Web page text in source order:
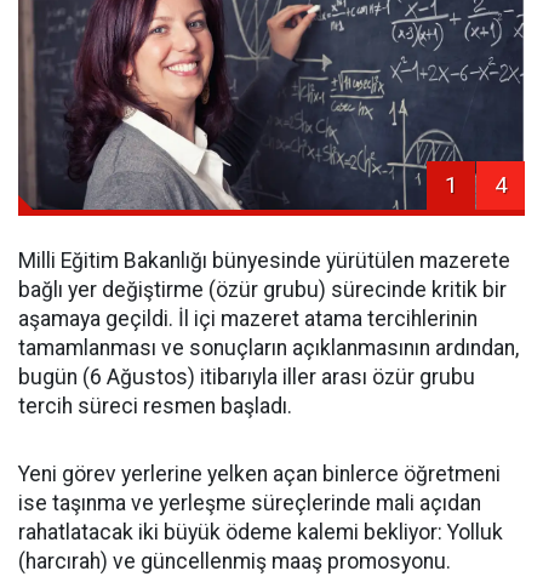
1 4
Milli Eğitim Bakanlığı bünyesinde yürütülen mazerete
bağlı yer değiştirme (özür grubu) sürecinde kritik bir
aşamaya geçildi. İl içi mazeret atama tercihlerinin
tamamlanması ve sonuçların açıklanmasının ardından,
bugün (6 Ağustos) itibarıyla iller arası özür grubu
tercih süreci resmen başladı.
Yeni görev yerlerine yelken açan binlerce öğretmeni
ise taşınma ve yerleşme süreçlerinde mali açıdan
rahatlatacak iki büyük ödeme kalemi bekliyor: Yolluk
(harcırah) ve güncellenmiş maaş promosyonu.